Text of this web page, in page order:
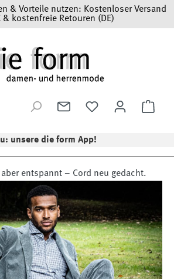
& Vorteile nutzen: Kostenloser Versand
& kostenfreie Retouren (DE)
unsere die form App!
entspannt – Cord neu gedacht.